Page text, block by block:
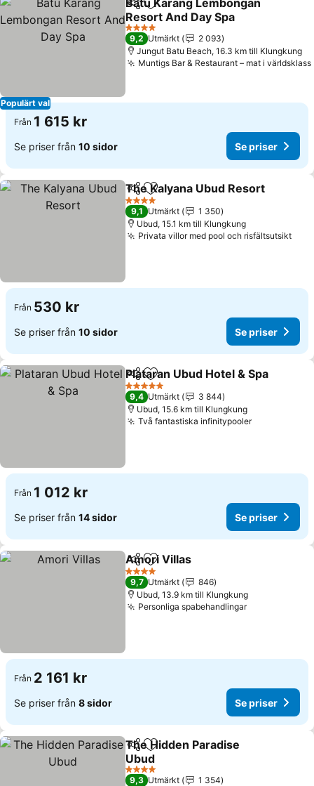
Populärt val
Dela Lägg till i Mina Favoriter
Batu Karang Lembongan
Resort And Day Spa
Se priser
4 Stjärnor
9,2 Utmärkt
2 093
Jungut Batu Beach, 16.3 km till Klungkung
Muntigs Bar & Restaurant – mat i världsklass
Från 1 615 kr
Se priser från 10 sidor Se priser
Dela Lägg till i Mina Favoriter
The Kalyana Ubud Resort
4 Stjärnor
9,1 Utmärkt
1 350
Ubud, 15.1 km till Klungkung
Privata villor med pool och risfältsutsiktSe
Från 530 kr
Se priser från 10 sidor Se priser
Dela Lägg till i Mina Favoriter
Plataran Ubud Hotel & Spa
5 Stjärnor
9,4 Utmärkt
3 844
Ubud, 15.6 km till Klungkung
Två fantastiska infinitypoolerSe priser
Från 1 012 kr
Se priser från 14 sidor Se priser
Dela Lägg till i Mina Favoriter
Amori Villas
4 Stjärnor
9,7 Utmärkt
846
Ubud, 13.9 km till Klungkung
Personliga spabehandlingarSe priser
Från 2 161 kr
Se priser från 8 sidor Se priser
Dela Lägg till i Mina Favoriter
The Hidden Paradise
Ubud
Se priser
4 Stjärnor
9,3 Utmärkt
1 354